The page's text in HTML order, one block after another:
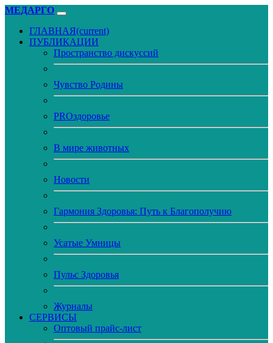
МЕДАРГО
ГЛАВНАЯ(current)
ПУБЛИКАЦИИ
Пространство дискуссий
Чувство Родины
PROздоровье
В мире животных
Новости
Гармония Здоровья: Путь к Благополучию
Усатые Умницы
Пульс Здоровья
Журналы
CЕРВИСЫ
Оптовый прайс-лист